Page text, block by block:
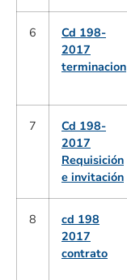
6
Cd 198-
2017
terminacion
7
Cd 198-
2017
Requisición
e invitación
8
cd 198
2017
contrato